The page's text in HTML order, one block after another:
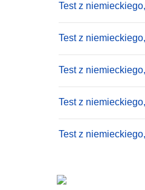
Test z
Test z
Test z
Test z
Test z